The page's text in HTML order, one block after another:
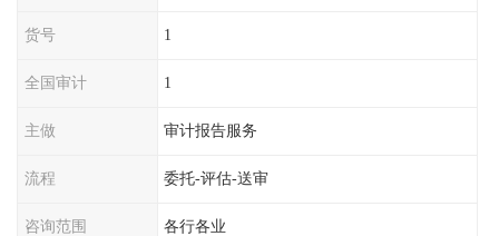
货号 1
全国审计 1
主做 审计报告服务
流程 委托-评估-送审
咨询范围 各行各业